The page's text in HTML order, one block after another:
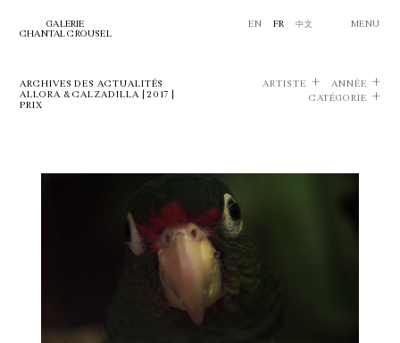
GALERIE
CHANTAL CROUSEL
EN FR 中文 MENU
ARCHIVES DES ACTUALITÉS
ALLORA & CALZADILLA | 2017 |
PRIX
ARTISTE
ANNÉE
CATÉGORIE